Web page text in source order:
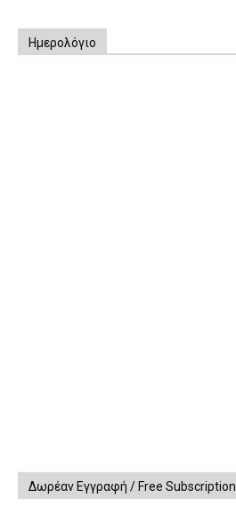
Ημερολόγιο
Δωρέαν Εγγραφή / Free Subscription